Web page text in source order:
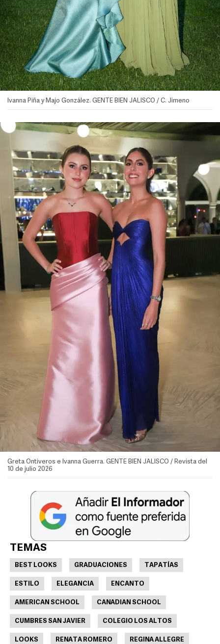
Ivanna Piña y Majo González. GENTE BIEN JALISCO / C. Jimeno
Greta Ontiveros e Ivanna Guerra. GENTE BIEN JALISCO / Revista del
10 de julio 2026
TEMAS
BEST LOOKS GRADUACIONES TAPATÍAS
ESTILO ELEGANCIA ENCANTO
AMERICAN SCHOOL CANADIAN SCHOOL
CUMBRES SAN JAVIER COLEGIO LOS ALTOS
LOOKS RENATA ROMERO REGINA ALLEGRE